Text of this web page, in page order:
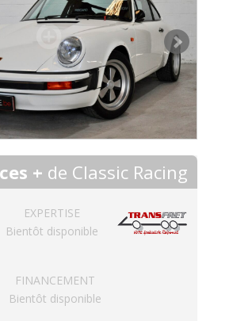
+ de Classic Racing
EXPERTISE
Bientôt disponible
FINANCEMENT
Bientôt disponible